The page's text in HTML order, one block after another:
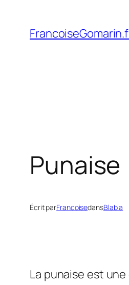
contenu
Punaise
Écrit parFrancoisedansBlabla
La punaise est